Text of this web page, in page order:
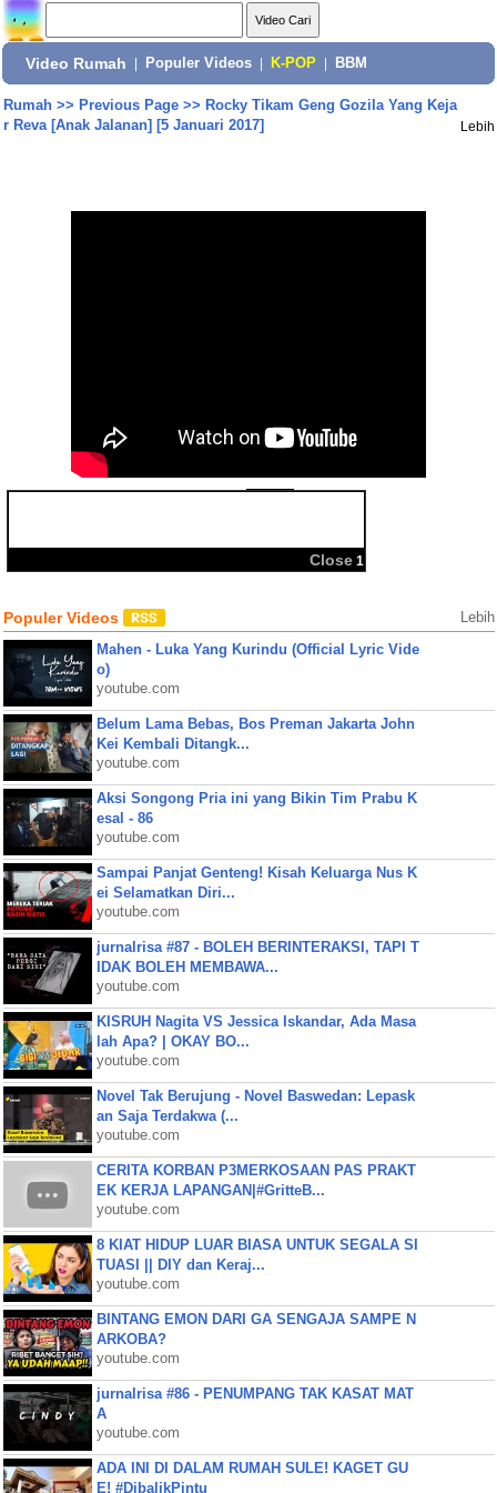
Video Rumah Populer Videos K-POP BBM
Rumah>> Previous Page>> Rocky Tikam Geng Gozila Yang Keja
r Reva [Anak Jalanan] [5 Januari 2017]
Lebih
BBM
Populer Videos Lebih
Mahen - Luka Yang Kurindu (Official Lyric Vide
o)
youtube.com
Belum Lama Bebas, Bos Preman Jakarta John
Kei Kembali Ditangk...
youtube.com
Aksi Songong Pria ini yang Bikin Tim Prabu K
esal - 86
youtube.com
Sampai Panjat Genteng! Kisah Keluarga Nus K
ei Selamatkan Diri...
youtube.com
jurnalrisa #87 - BOLEH BERINTERAKSI, TAPI T
IDAK BOLEH MEMBAWA...
youtube.com
KISRUH Nagita VS Jessica Iskandar, Ada Masa
lah Apa? | OKAY BO...
youtube.com
Novel Tak Berujung - Novel Baswedan: Lepask
an Saja Terdakwa (...
youtube.com
CERITA KORBAN P3MERKOSAAN PAS PRAKT
EK KERJA LAPANGAN|#GritteB...
youtube.com
8 KIAT HIDUP LUAR BIASA UNTUK SEGALA SI
TUASI || DIY dan Keraj...
youtube.com
BINTANG EMON DARI GA SENGAJA SAMPE N
ARKOBA?
youtube.com
jurnalrisa #86 - PENUMPANG TAK KASAT MAT
A
youtube.com
ADA INI DI DALAM RUMAH SULE! KAGET GU
E! #DibalikPintu